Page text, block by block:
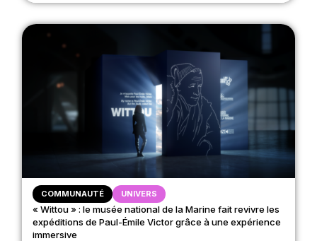
COMMUNAUTÉ UNIVERS
« Wittou » : le musée national de la Marine fait revivre les
expéditions de Paul-Émile Victor grâce à une expérience
immersive